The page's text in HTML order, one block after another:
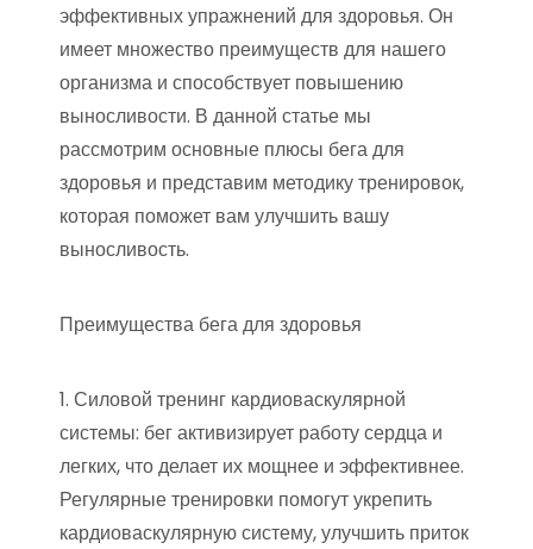
эффективных упражнений для здоровья. Он
имеет множество преимуществ для нашего
организма и способствует повышению
выносливости. В данной статье мы
рассмотрим основные плюсы бега для
здоровья и представим методику тренировок,
которая поможет вам улучшить вашу
выносливость.
Преимущества бега для здоровья
1. Силовой тренинг кардиоваскулярной
системы: бег активизирует работу сердца и
легких, что делает их мощнее и эффективнее.
Регулярные тренировки помогут укрепить
кардиоваскулярную систему, улучшить приток